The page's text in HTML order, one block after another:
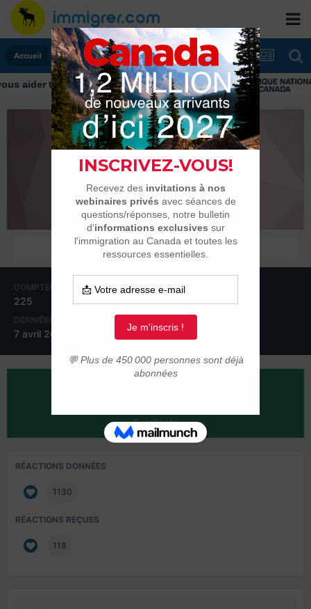
Accueil
Madame Bec-Sec
Habitués
COMPTEUR DE CONTENUS
225
INSCRIPTION
12 avril 2010
DERNIÈRE VISITE
7 avril 2012
JOURS GAGNÉS
1
Excellente
RÉACTIONS DONNÉES
1130
RÉACTIONS REÇUES
118